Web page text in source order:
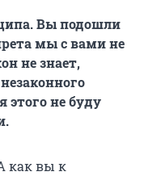
Вы подошли
мы с вами не
не знает,
этого не буду
как вы к